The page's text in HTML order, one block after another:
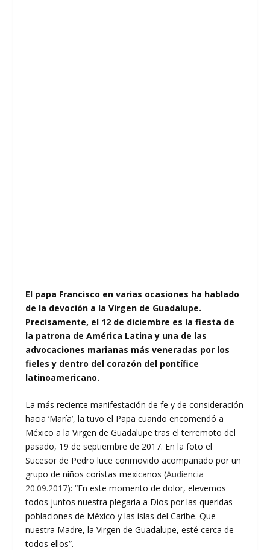
El papa Francisco en varias ocasiones ha hablado
de la devoción a la Virgen de Guadalupe.
Precisamente, el 12 de diciembre es la fiesta de
la patrona de América Latina y una de las
advocaciones marianas más veneradas por los
fieles y dentro del corazón del pontífice
latinoamericano.
La más reciente manifestación de fe y de consideración
hacia ‘María’, la tuvo el Papa cuando encomendó a
México a la Virgen de Guadalupe tras el terremoto del
pasado, 19 de septiembre de 2017. En la foto el
Sucesor de Pedro luce conmovido acompañado por un
grupo de niños coristas mexicanos (Audiencia
20.09.2017): “En este momento de dolor, elevemos
todos juntos nuestra plegaria a Dios por las queridas
poblaciones de México y las islas del Caribe. Que
nuestra Madre, la Virgen de Guadalupe, esté cerca de
todos ellos”.